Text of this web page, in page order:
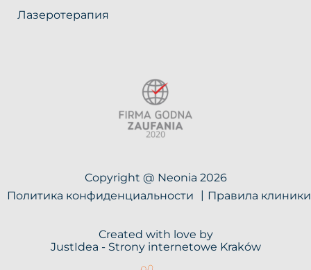
Лазеротерапия
Copyright @ Neonia 2026
Политика конфиденциальности
Правила клиники
Created with love by
JustIdea - Strony internetowe Kraków